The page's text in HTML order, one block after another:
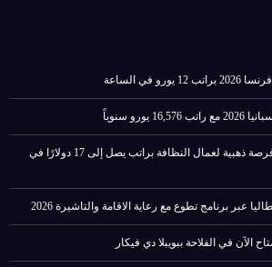
في الساعة
سنوياً
العمل في كندا 2026: فرصة ذهبية لعمال النظافة براتب يصل إلى 17 دولارًا في
عبر برنامج تطوع مع رعاية الاقامة والتاشيرة 2026
الآن في الفلاحة ببويبلا دي فيكار